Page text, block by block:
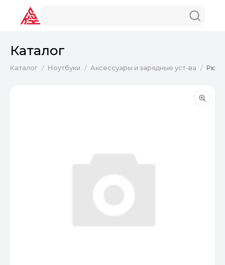
Каталог
Каталог / Ноутбуки / Аксессуары и зарядные уст-ва /